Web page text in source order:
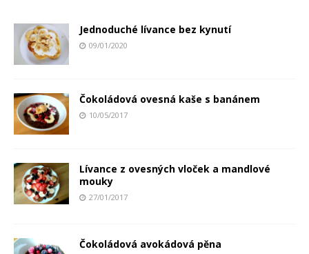
Jednoduché lívance bez kynutí
09/01/2020
Čokoládová ovesná kaše s banánem
10/05/2017
Lívance z ovesných vloček a mandlové
mouky
27/01/2017
Čokoládová avokádová pěna